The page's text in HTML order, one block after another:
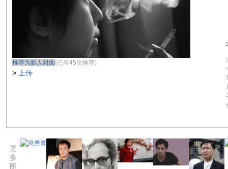
推荐为影人封面(已有45次推荐)
> 上传
更
多
图